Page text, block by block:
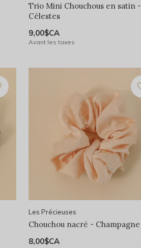
Trio Mini Chouchous en satin -
Célestes
9,00$CA
Avant les taxes
Les Précieuses
Chouchou nacré - Champagne
8,00$CA